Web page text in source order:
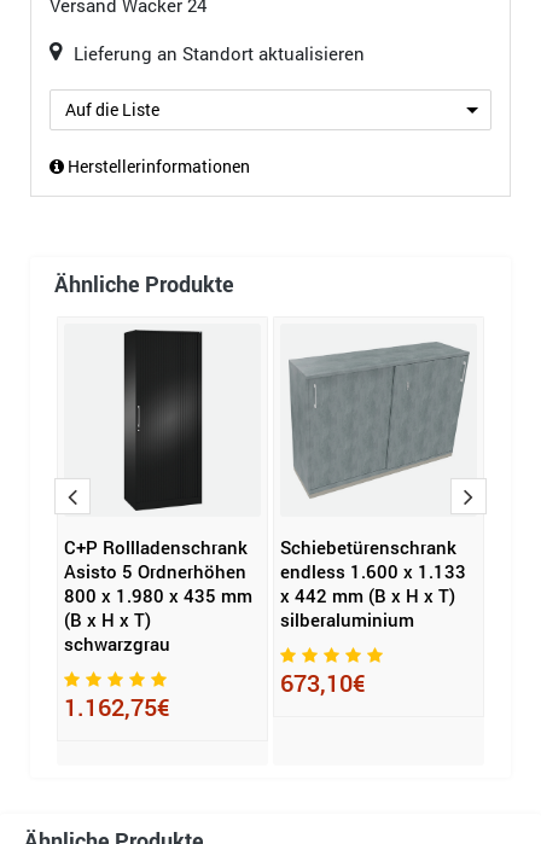
Versand Wacker 24
Lieferung an Standort aktualisieren
Auf die Liste
Herstellerinformationen
Ähnliche Produkte
C+P Rollladenschrank
Asisto 5 Ordnerhöhen
800 x 1.980 x 435 mm
(B x H x T)
schwarzgrau
1.162,75€
Schiebetürenschrank
endless 1.600 x 1.133
x 442 mm (B x H x T)
silberaluminium
673,10€